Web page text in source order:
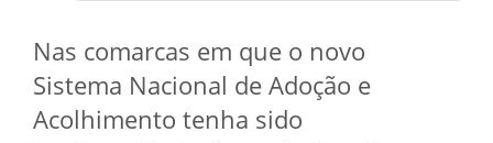
Nas comarcas em que o novo
Sistema Nacional de Adoção e
Acolhimento tenha sido